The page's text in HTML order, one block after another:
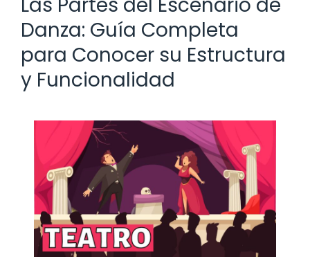
Danza: Guía Completa
para Conocer su Estructura
y Funcionalidad